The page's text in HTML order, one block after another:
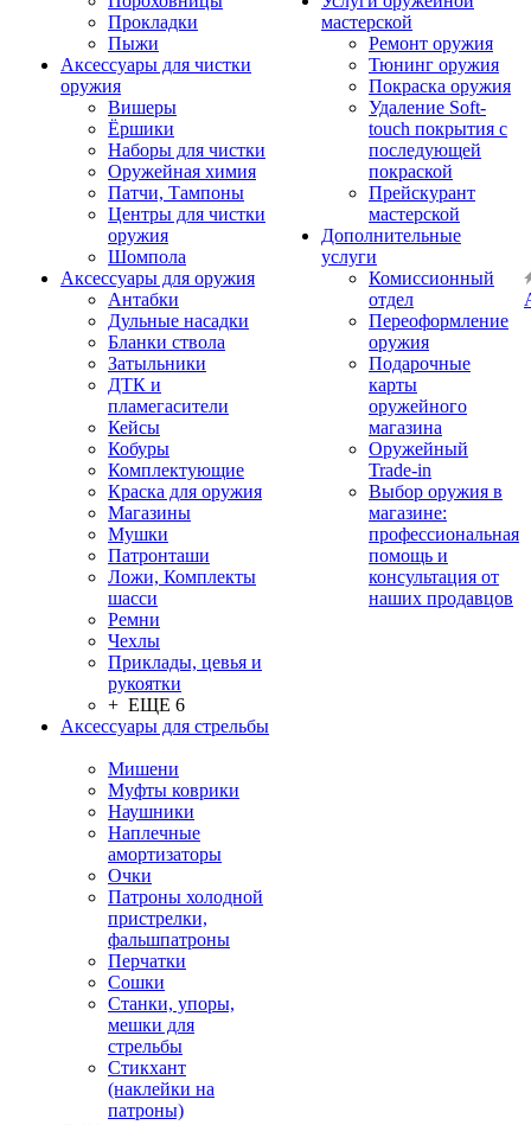
Прокладки
Пыжи
Аксессуары для чистки
оружия
Вишеры
Ёршики
Наборы для чистки
Оружейная химия
Патчи, Тампоны
Центры для чистки
оружия
Шомпола
Аксессуары для оружия
Антабки
Дульные насадки
Бланки ствола
Затыльники
ДТК и
пламегасители
Кейсы
Кобуры
Комплектующие
Краска для оружия
Магазины
Мушки
Патронташи
Ложи, Комплекты
шасси
Ремни
Чехлы
Приклады, цевья и
рукоятки
+ ЕЩЕ 6
Аксессуары для стрельбы
Мишени
Муфты коврики
Наушники
Наплечные
амортизаторы
Очки
Патроны холодной
пристрелки,
фальшпатроны
Перчатки
Сошки
Станки, упоры,
мешки для
стрельбы
Стикхант
(наклейки на
патроны)
мастерской
Ремонт оружия
Тюнинг оружия
Покраска оружия
Удаление Soft-
touch покрытия с
последующей
покраской
Прейскурант
мастерской
Дополнительные
услуги
Комиссионный
отдел
Переоформление
оружия
Подарочные
карты
оружейного
магазина
Оружейный
Trade-in
Выбор оружия в
магазине:
профессиональная
помощь и
консультация от
наших продавцов